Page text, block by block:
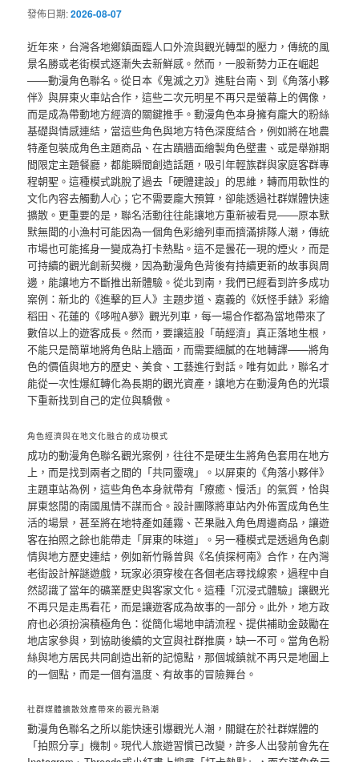
發佈日期:2026-08-07
近年來，台灣各地鄉鎮面臨人口外流與觀光轉型的壓力，傳統的風
景名勝或老街模式逐漸失去新鮮感。然而，一股新勢力正在崛起
——動漫角色聯名。從日本《鬼滅之刃》進駐台南、到《角落小夥
伴》與屏東火車站合作，這些二次元明星不再只是螢幕上的偶像，
而是成為帶動地方經濟的關鍵推手。動漫角色本身擁有龐大的粉絲
基礎與情感連結，當這些角色與地方特色深度結合，例如將在地農
特產包裝成角色主題商品、在古蹟牆面繪製角色壁畫、或是舉辦期
間限定主題餐廳，都能瞬間創造話題，吸引年輕族群與家庭客群專
程朝聖。這種模式跳脫了過去「硬體建設」的思維，轉而用軟性的
文化內容去觸動人心；它不需要龐大預算，卻能透過社群媒體快速
擴散。更重要的是，聯名活動往往能讓地方重新被看見——原本默
默無聞的小漁村可能因為一個角色彩繪列車而擠滿排隊人潮，傳統
市場也可能搖身一變成為打卡熱點。這不是曇花一現的煙火，而是
可持續的觀光創新契機，因為動漫角色背後有持續更新的故事與周
邊，能讓地方不斷推出新體驗。從北到南，我們已經看到許多成功
案例：新北的《進擊的巨人》主題步道、嘉義的《妖怪手錶》彩繪
稻田、花蓮的《哆啦A夢》觀光列車，每一場合作都為當地帶來了
數倍以上的遊客成長。然而，要讓這股「萌經濟」真正落地生根，
不能只是簡單地將角色貼上牆面，而需要細膩的在地轉譯——將角
色的價值與地方的歷史、美食、工藝進行對話。唯有如此，聯名才
能從一次性爆紅轉化為長期的觀光資產，讓地方在動漫角色的光環
下重新找到自己的定位與驕傲。
角色經濟與在地文化融合的成功模式
成功的動漫角色聯名觀光案例，往往不是硬生生將角色套用在地方
上，而是找到兩者之間的「共同靈魂」。以屏東的《角落小夥伴》
主題車站為例，這些角色本身就帶有「療癒、慢活」的氣質，恰與
屏東悠閒的南國風情不謀而合。設計團隊將車站內外佈置成角色生
活的場景，甚至將在地特產如蓮霧、芒果融入角色周邊商品，讓遊
客在拍照之餘也能帶走「屏東的味道」。另一種模式是透過角色劇
情與地方歷史連結，例如新竹縣曾與《名偵探柯南》合作，在內灣
老街設計解謎遊戲，玩家必須穿梭在各個老店尋找線索，過程中自
然認識了當年的礦業歷史與客家文化。這種「沉浸式體驗」讓觀光
不再只是走馬看花，而是讓遊客成為故事的一部分。此外，地方政
府也必須扮演積極角色：從簡化場地申請流程、提供補助金鼓勵在
地店家參與，到協助後續的文宣與社群推廣，缺一不可。當角色粉
絲與地方居民共同創造出新的記憶點，那個城鎮就不再只是地圖上
的一個點，而是一個有溫度、有故事的冒險舞台。
社群媒體擴散效應帶來的觀光熱潮
動漫角色聯名之所以能快速引爆觀光人潮，關鍵在於社群媒體的
「拍照分享」機制。現代人旅遊習慣已改變，許多人出發前會先在